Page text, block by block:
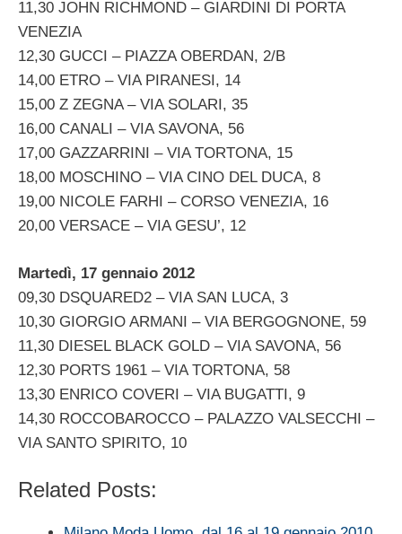
11,30 JOHN RICHMOND – GIARDINI DI PORTA
VENEZIA
12,30 GUCCI – PIAZZA OBERDAN, 2/B
14,00 ETRO – VIA PIRANESI, 14
15,00 Z ZEGNA – VIA SOLARI, 35
16,00 CANALI – VIA SAVONA, 56
17,00 GAZZARRINI – VIA TORTONA, 15
18,00 MOSCHINO – VIA CINO DEL DUCA, 8
19,00 NICOLE FARHI – CORSO VENEZIA, 16
20,00 VERSACE – VIA GESU’, 12
Martedì, 17 gennaio 2012
09,30 DSQUARED2 – VIA SAN LUCA, 3
10,30 GIORGIO ARMANI – VIA BERGOGNONE, 59
11,30 DIESEL BLACK GOLD – VIA SAVONA, 56
12,30 PORTS 1961 – VIA TORTONA, 58
13,30 ENRICO COVERI – VIA BUGATTI, 9
14,30 ROCCOBAROCCO – PALAZZO VALSECCHI –
VIA SANTO SPIRITO, 10
Related Posts: